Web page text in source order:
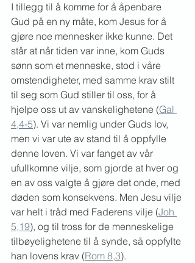
I tillegg til å komme for å åpenbare
Gud på en ny måte, kom Jesus for å
gjøre noe mennesker ikke kunne. Det
står at når tiden var inne, kom Guds
sønn som et menneske, stod i våre
omstendigheter, med samme krav stilt
til seg som Gud stiller til oss, for å
hjelpe oss ut av vanskelighetene (Gal
4,4-5). Vi var nemlig under Guds lov,
men vi var ute av stand til å oppfylle
denne loven. Vi var fanget av vår
ufullkomne vilje, som gjorde at hver og
en av oss valgte å gjøre det onde, med
døden som konsekvens. Men Jesu vilje
var helt i tråd med Faderens vilje (Joh
5,19), og til tross for de menneskelige
tilbøyelighetene til å synde, så oppfylte
han lovens krav (Rom 8,3).